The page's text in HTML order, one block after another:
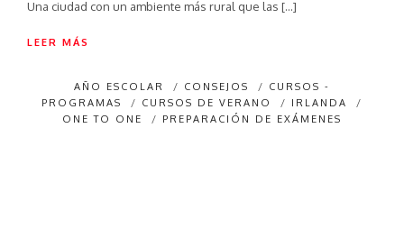
Una ciudad con un ambiente más rural que las […]
LEER MÁS
AÑO ESCOLAR / CONSEJOS / CURSOS -
PROGRAMAS
/ CURSOS DE VERANO / IRLANDA
/
ONE TO ONE
/ PREPARACIÓN DE EXÁMENES